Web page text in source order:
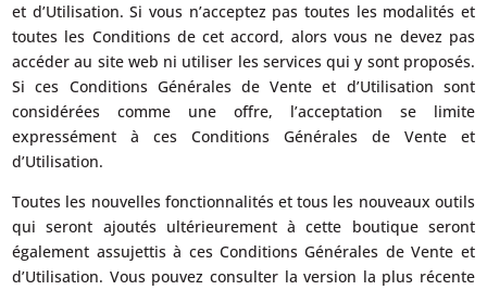
et d’Utilisation. Si vous n’acceptez pas toutes les modalités et
toutes les Conditions de cet accord, alors vous ne devez pas
accéder au site web ni utiliser les services qui y sont proposés.
Si ces Conditions Générales de Vente et d’Utilisation sont
considérées comme une offre, l’acceptation se limite
expressément à ces Conditions Générales de Vente et
d’Utilisation.
Toutes les nouvelles fonctionnalités et tous les nouveaux outils
qui seront ajoutés ultérieurement à cette boutique seront
également assujettis à ces Conditions Générales de Vente et
d’Utilisation. Vous pouvez consulter la version la plus récente